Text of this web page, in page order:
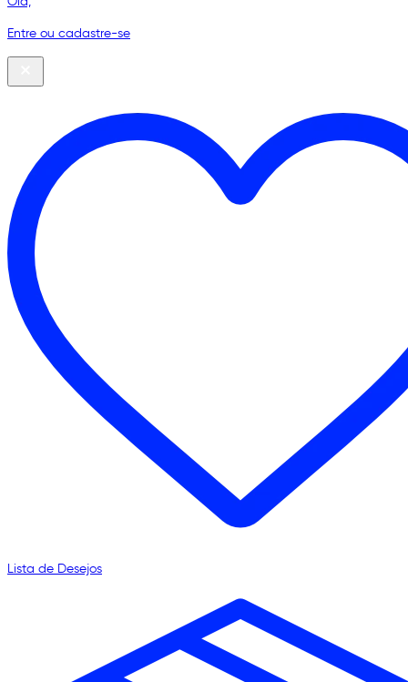
Entre ou cadastre-se
Lista de Desejos